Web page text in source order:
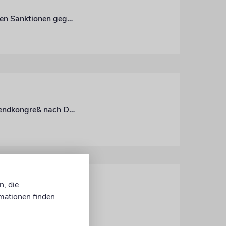
Auch in Deutschland rufen Vertreter der bosnischen Diaspora zunehmend nach harten Sanktionen gegen Israel und scheuen den Dialog mit den jüdischen Gemeinden hier. Das war schon einmal anders
Über 500 junge Gemeindemitglieder kamen am vergangenen Wochenende zum Jugendkongreß nach Düsseldorf
die
finden